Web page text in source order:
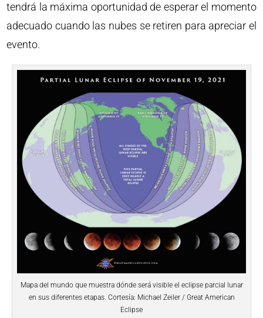
tendrá la máxima oportunidad de esperar el momento
adecuado cuando las nubes se retiren para apreciar el
evento.
Mapa del mundo que muestra dónde será visible el eclipse parcial lunar
en sus diferentes etapas. Cortesía: Michael Zeiler / Great American
Eclipse